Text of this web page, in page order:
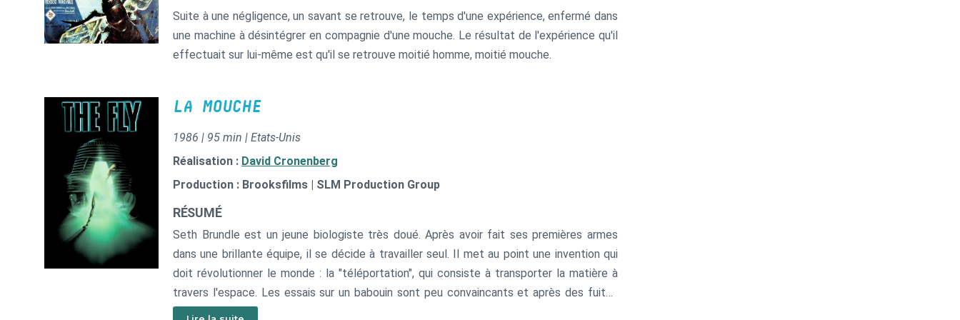
Suite à une négligence, un savant se retrouve, le temps d'une expérience, enfermé dans
une machine à désintégrer en compagnie d'une mouche. Le résultat de l'expérience qu'il
effectuait sur lui-même est qu'il se retrouve moitié homme, moitié mouche.
LA MOUCHE
1986 | 95 min | Etats-Unis
Réalisation : David Cronenberg
Production : Brooksfilms | SLM Production Group
RÉSUMÉ
Seth Brundle est un jeune biologiste très doué. Après avoir fait ses premières armes
dans une brillante équipe, il se décide à travailler seul. Il met au point une invention qui
doit révolutionner le monde : la "téléportation", qui consiste à transporter la matière à
travers l'espace. Les essais sur un babouin sont peu convaincants et après des fuites
dans la presse, il décide de se téléporter lui-même. Seulement il ne s'aperçoit pas